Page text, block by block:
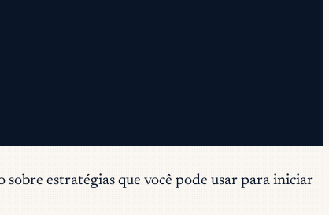
estratégias que você pode usar para iniciar